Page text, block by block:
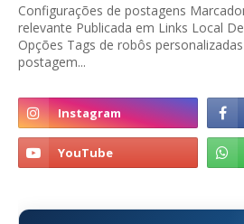
Configurações de postagens
relevante Publicada em Links Local
Opções Tags de robôs
postagem...